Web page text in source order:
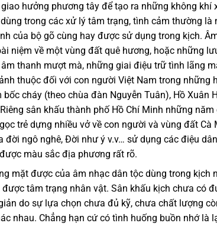
hưởng phương tây để tạo ra những không
trong các xử lý tâm trạng, tình cảm thường
của bộ gõ cùng hay được sử dụng trong kịch.
niệm về một vùng đất quê hương, hoặc những
thanh mượt mà, những giai điệu trữ tình lãng
thuộc đối với con người Việt Nam trong những
bốc cháy (theo chùa đàn Nguyễn Tuân), Hồ Xuân
sân khấu thành phố Hồ Chí Minh những
trẻ dựng nhiều vở về con người và vùng đất
đời ngô nghê, Đời như ý v.v… sử dụng các điệu
màu sắc địa phương rất rõ.
mặt được của âm nhạc dân tộc dùng trong
được tâm trạng nhân vật. Sân khấu kịch chưa có
do sự lựa chọn chưa đủ kỹ, chưa chất lượng
nhau. Chẳng hạn cứ có tình huống buồn nhớ là